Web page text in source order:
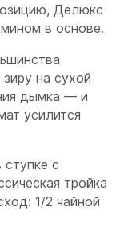
Делюкс
в основе.
на сухой
дымка — и
усилится
ступке с
тройка
1/2 чайной